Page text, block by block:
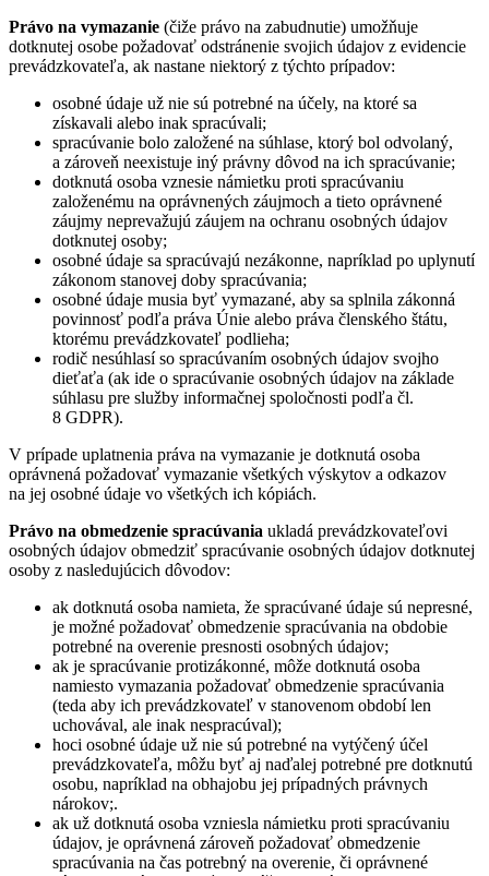
Právo na vymazanie (čiže právo na zabudnutie) umožňuje
dotknutej osobe požadovať odstránenie svojich údajov z evidencie
prevádzkovateľa, ak nastane niektorý z týchto prípadov:
osobné údaje už nie sú potrebné na účely, na ktoré sa
získavali alebo inak spracúvali;
spracúvanie bolo založené na súhlase, ktorý bol odvolaný,
a zároveň neexistuje iný právny dôvod na ich spracúvanie;
dotknutá osoba vznesie námietku proti spracúvaniu
založenému na oprávnených záujmoch a tieto oprávnené
záujmy neprevažujú záujem na ochranu osobných údajov
dotknutej osoby;
osobné údaje sa spracúvajú nezákonne, napríklad po uplynutí
zákonom stanovej doby spracúvania;
osobné údaje musia byť vymazané, aby sa splnila zákonná
povinnosť podľa práva Únie alebo práva členského štátu,
ktorému prevádzkovateľ podlieha;
rodič nesúhlasí so spracúvaním osobných údajov svojho
dieťaťa (ak ide o spracúvanie osobných údajov na základe
súhlasu pre služby informačnej spoločnosti podľa čl.
8 GDPR).
V prípade uplatnenia práva na vymazanie je dotknutá osoba
oprávnená požadovať vymazanie všetkých výskytov a odkazov
na jej osobné údaje vo všetkých ich kópiách.
Právo na obmedzenie spracúvania ukladá prevádzkovateľovi
osobných údajov obmedziť spracúvanie osobných údajov dotknutej
osoby z nasledujúcich dôvodov:
ak dotknutá osoba namieta, že spracúvané údaje sú nepresné,
je možné požadovať obmedzenie spracúvania na obdobie
potrebné na overenie presnosti osobných údajov;
ak je spracúvanie protizákonné, môže dotknutá osoba
namiesto vymazania požadovať obmedzenie spracúvania
(teda aby ich prevádzkovateľ v stanovenom období len
uchovával, ale inak nespracúval);
hoci osobné údaje už nie sú potrebné na vytýčený účel
prevádzkovateľa, môžu byť aj naďalej potrebné pre dotknutú
osobu, napríklad na obhajobu jej prípadných právnych
nárokov;.
ak už dotknutá osoba vzniesla námietku proti spracúvaniu
údajov, je oprávnená zároveň požadovať obmedzenie
spracúvania na čas potrebný na overenie, či oprávnené